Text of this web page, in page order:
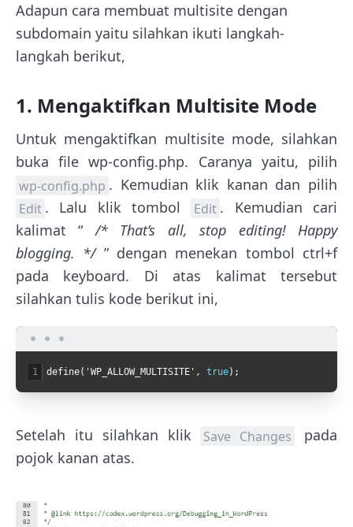
Adapun cara membuat multisite dengan
subdomain yaitu silahkan ikuti langkah-
langkah berikut,
1. Mengaktifkan Multisite Mode
Untuk mengaktifkan multisite mode, silahkan
buka file wp-config.php. Caranya yaitu, pilih
wp-config.php . Kemudian klik kanan dan pilih
Edit . Lalu klik tombol Edit . Kemudian cari
kalimat “/* That’s all, stop editing! Happy
blogging. */” dengan menekan tombol ctrl+f
pada keyboard. Di atas kalimat tersebut
silahkan tulis kode berikut ini,
1 define( ' WP_ALLOW_MULTISITE ' , true) ;
Setelah itu silahkan klik Save Changes
pada
pojok kanan atas.